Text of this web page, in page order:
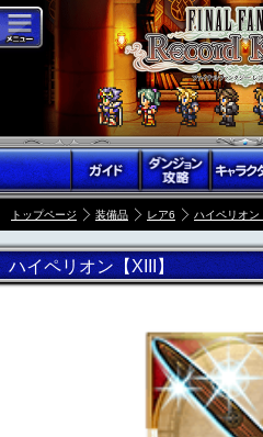
トップページ 装備品 レア6 ハイペリオン
ハイペリオン【XIII】